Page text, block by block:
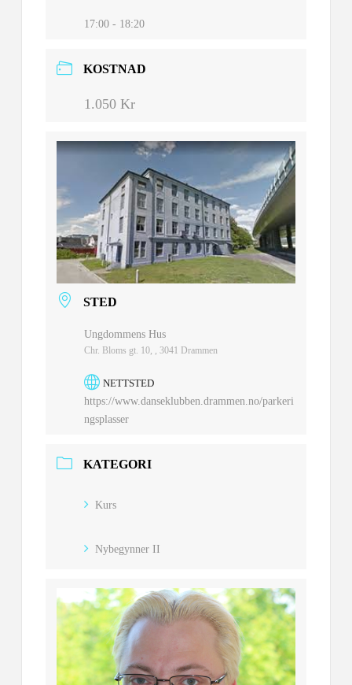
17:00 - 18:20
KOSTNAD
1.050 Kr
STED
Ungdommens Hus
Chr. Bloms gt. 10, , 3041 Drammen
NETTSTED
https://www.danseklubben.drammen.no/parkeri
ngsplasser
KATEGORI
Kurs
Nybegynner II